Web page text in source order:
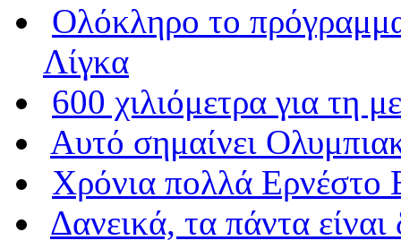
Ολόκληρο το
Λίγκα
600 χιλιόμετρα για
Αυτό σημαίνει
Χρόνια πολλά Ερνέστο
Δανεικά, τα πάντα είναι